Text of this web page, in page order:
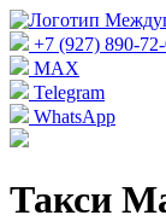
+7 (927) 890-
MAX
Telegram
WhatsApp
Такси